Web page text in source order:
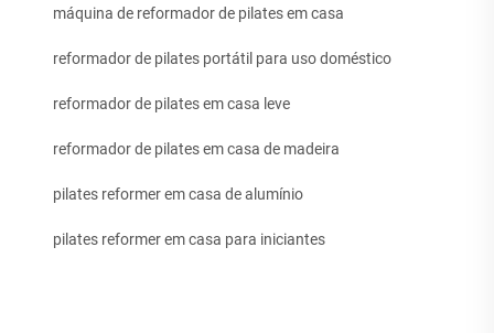
máquina de reformador de pilates em casa
reformador de pilates portátil para uso doméstico
reformador de pilates em casa leve
reformador de pilates em casa de madeira
pilates reformer em casa de alumínio
pilates reformer em casa para iniciantes